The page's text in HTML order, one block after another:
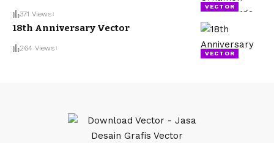
VECTOR
371 Views
VECTOR
18th Anniversary Vector
264 Views